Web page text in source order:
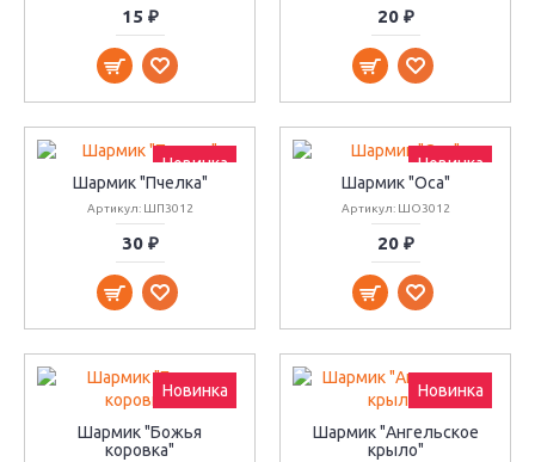
15 ₽ 20 ₽
Новинка
Шармик "Пчелка"
Артикул: ШП3012
30 ₽
Новинка
Шармик "Оса"
Артикул: ШО3012
20 ₽
Новинка
Шармик "Божья
коровка"
Новинка
Шармик "Ангельское
крыло"